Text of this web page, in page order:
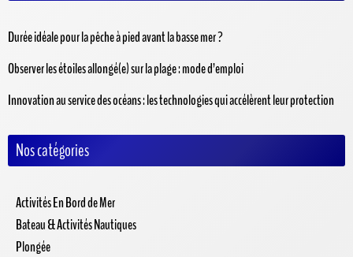
Durée idéale pour la pêche à pied avant la basse mer ?
Observer les étoiles allongé(e) sur la plage : mode d’emploi
Innovation au service des océans : les technologies qui accélèrent leur protection
Nos catégories
Activités En Bord de Mer
Bateau & Activités Nautiques
Plongée